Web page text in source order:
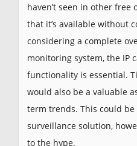
haven’t seen in other
that it’s available without
considering a complete
monitoring system, the IP
functionality is essential.
would also be a valuable
term trends. This could
surveillance solution,
to the hype.